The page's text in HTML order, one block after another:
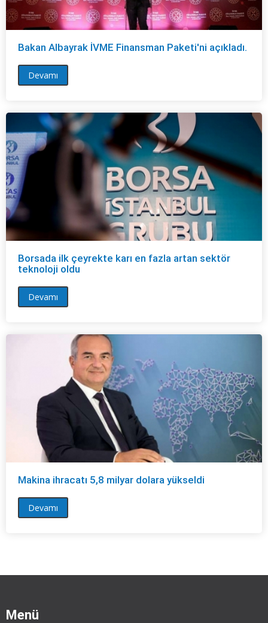
Bakan Albayrak İVME Finansman Paketi'ni açıkladı.
Devamı
Borsada ilk çeyrekte karı en fazla artan sektör
teknoloji oldu
Devamı
Makina ihracatı 5,8 milyar dolara yükseldi
Devamı
Menü